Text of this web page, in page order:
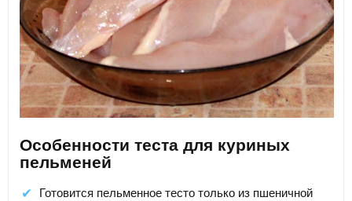
Особенности теста для куриных
пельменей
Готовится пельменное тесто только из пшеничной